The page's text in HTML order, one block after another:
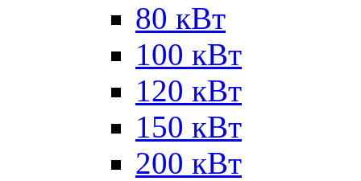
80 кВт
100 кВт
120 кВт
150 кВт
200 кВт